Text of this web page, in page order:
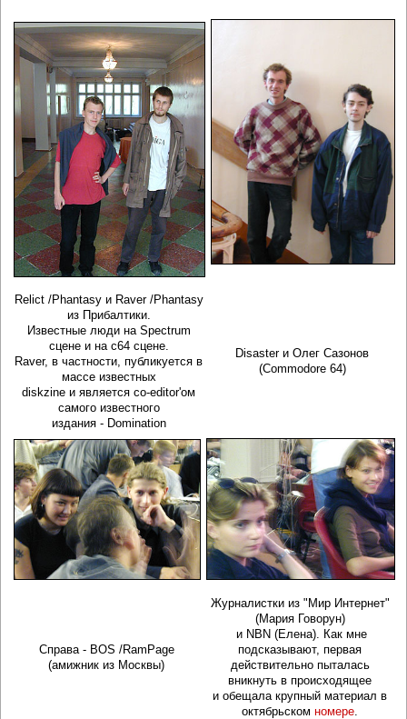
Relict /Phantasy и Raver /Phantasy
из Прибалтики.
Известные люди на Spectrum
сцене и на с64 сцене.
Raver, в частности, публикуется в
массе известных
diskzine и является co-editor'ом
самого известного
издания - Domination
Disaster и Олег Сазонов
(Commodore 64)
Справа - BOS /RamPage
(амижник из Москвы)
Журналистки из "Мир Интернет"
(Мария Говорун)
и NBN (Елена). Как мне
подсказывают, первая
действительно пыталась
вникнуть в происходящее
и обещала крупный материал в
октябрьском номере